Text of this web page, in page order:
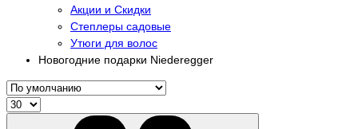
Акции и Скидки
Степлеры садовые
Утюги для волос
Новогодние подарки Niederegger